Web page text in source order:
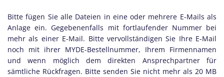
Bitte fügen Sie alle Dateien in eine oder mehrere E-Mails als
Anlage ein. Gegebenenfalls mit fortlaufender Nummer bei
mehr als einer E-Mail. Bitte vervollständigen Sie Ihre E-Mail
noch mit ihrer MYDE-Bestellnummer, Ihrem Firmennamen
und wenn möglich dem direkten Ansprechpartner für
sämtliche Rückfragen. Bitte senden Sie nicht mehr als 20 MB